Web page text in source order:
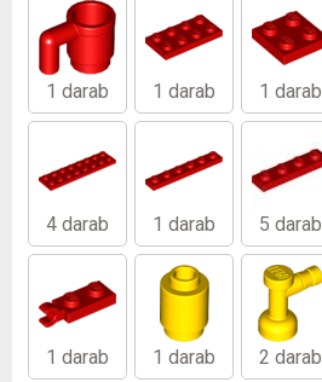
1 darab 1 darab 1 darab
4 darab 1 darab 5 darab
1 darab 1 darab 2 darab